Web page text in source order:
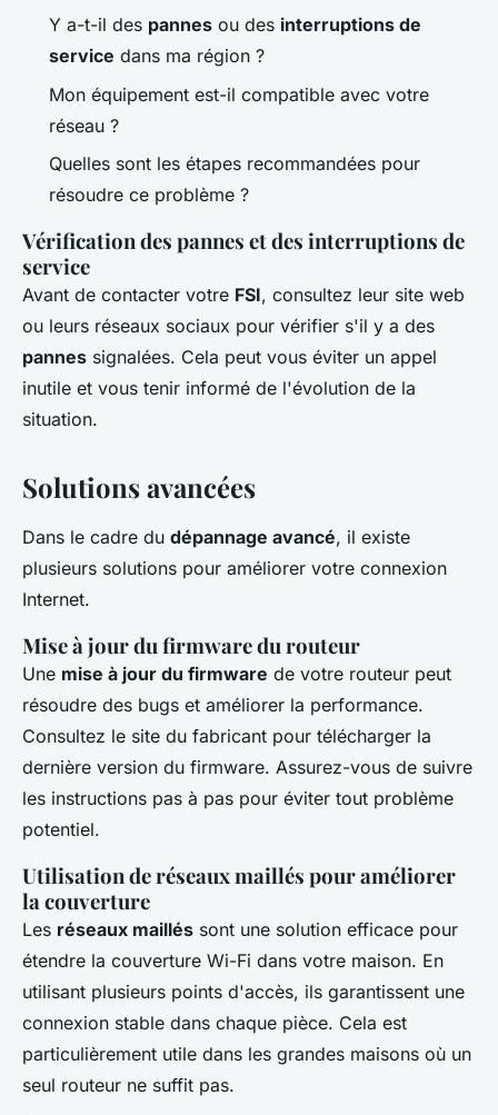
Y a-t-il des pannes ou des interruptions de
service dans ma région ?
Mon équipement est-il compatible avec votre
réseau ?
Quelles sont les étapes recommandées pour
résoudre ce problème ?
Vérification des pannes et des interruptions de
service
Avant de contacter votre FSI, consultez leur site web
ou leurs réseaux sociaux pour vérifier s'il y a des
pannes signalées. Cela peut vous éviter un appel
inutile et vous tenir informé de l'évolution de la
situation.
Solutions avancées
Dans le cadre du dépannage avancé, il existe
plusieurs solutions pour améliorer votre connexion
Internet.
Mise à jour du firmware du routeur
Une mise à jour du firmware de votre routeur peut
résoudre des bugs et améliorer la performance.
Consultez le site du fabricant pour télécharger la
dernière version du firmware. Assurez-vous de suivre
les instructions pas à pas pour éviter tout problème
potentiel.
Utilisation de réseaux maillés pour améliorer
la couverture
Les réseaux maillés sont une solution efficace pour
étendre la couverture Wi-Fi dans votre maison. En
utilisant plusieurs points d'accès, ils garantissent une
connexion stable dans chaque pièce. Cela est
particulièrement utile dans les grandes maisons où un
seul routeur ne suffit pas.